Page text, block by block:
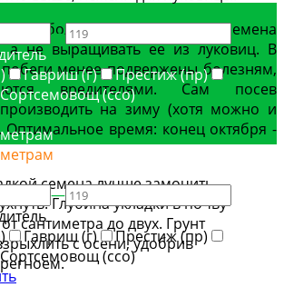
более выгодно заказать семена
а не выращивать ее из луковиц. В
менее подвержены болезням,
вредителями. Сам посев
производить на зиму (хотя можно и
Оптимальное время: конец октября -
семена лучше замочить,
Глубина укладки в почву
сантиметра до двух. Грунт
с осени, удобрив
—
Гавриш (г)
Престиж (пр)
Сортсемовощ (ссо)
—
Гавриш (г)
Престиж (пр)
Сортсемовощ (ссо)